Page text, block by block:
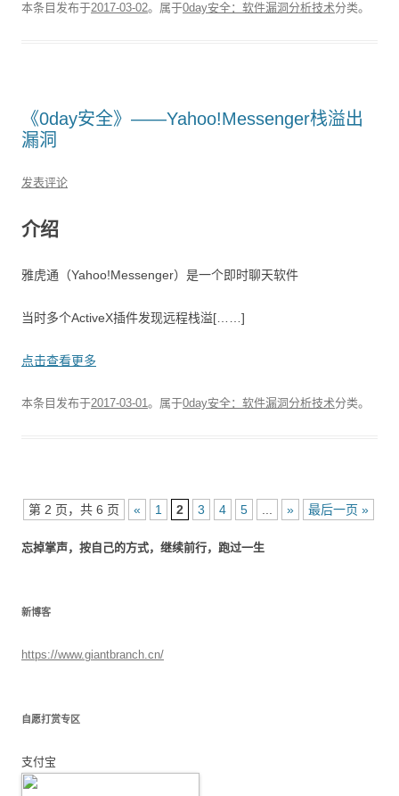
本条目发布于2017-03-02。属于0day安全：软件漏洞分析技术分类。
​《0day安全》——Yahoo!Messenger栈溢出
漏洞
发表评论
介绍
雅虎通（Yahoo!Messenger）是一个即时聊天软件
当时多个ActiveX插件发现远程栈溢[……]
点击查看更多
本条目发布于2017-03-01。属于0day安全：软件漏洞分析技术分类。
第 2 页，共 6 页 « 1 2 3 4 5 » 最后一页 »
忘掉掌声，按自己的方式，继续前行，跑过一生
新博客
https://www.giantbranch.cn/
自愿打赏专区
支付宝